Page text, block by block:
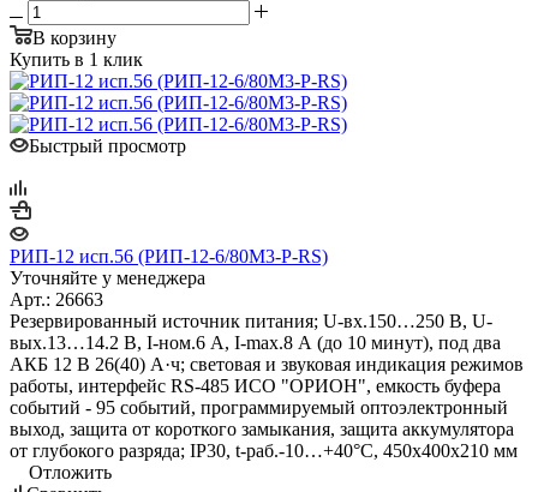
В корзину
Купить в 1 клик
Быстрый просмотр
РИП-12 исп.56 (РИП-12-6/80М3-Р-RS)
Уточняйте у менеджера
Арт.: 26663
Резервированный источник питания; U-вх.150…250 В, U-
вых.13…14.2 В, I-ном.6 А, I-max.8 А (до 10 минут), под два
АКБ 12 В 26(40) А·ч; световая и звуковая индикация режимов
работы, интерфейс RS-485 ИСО "ОРИОН", емкость буфера
событий - 95 событий, программируемый оптоэлектронный
выход, защита от короткого замыкания, защита аккумулятора
от глубокого разряда; IP30, t-раб.-10…+40°С, 450х400х210 мм
Отложить